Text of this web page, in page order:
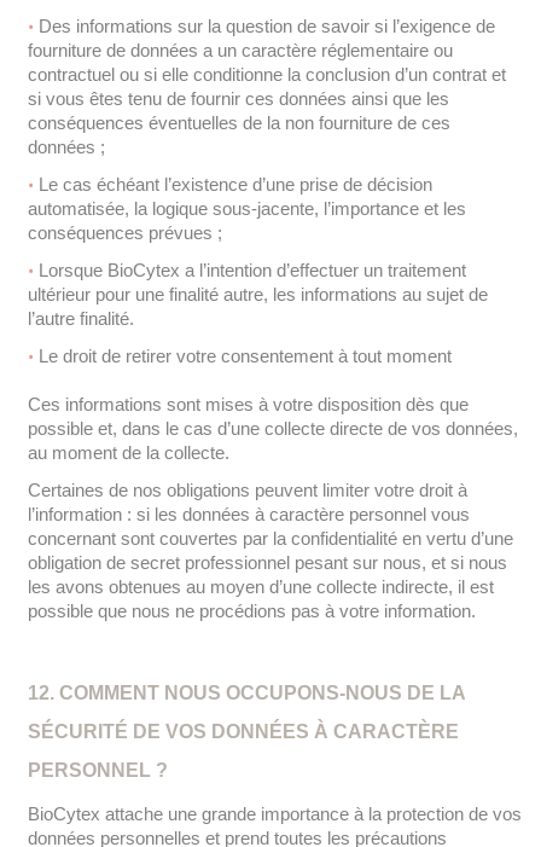
Des informations sur la question de savoir si l’exigence de
fourniture de données a un caractère réglementaire ou
contractuel ou si elle conditionne la conclusion d’un contrat et
si vous êtes tenu de fournir ces données ainsi que les
conséquences éventuelles de la non fourniture de ces
données ;
Le cas échéant l’existence d’une prise de décision
automatisée, la logique sous-jacente, l’importance et les
conséquences prévues ;
Lorsque BioCytex a l’intention d’effectuer un traitement
ultérieur pour une finalité autre, les informations au sujet de
l’autre finalité.
Le droit de retirer votre consentement à tout moment
Ces informations sont mises à votre disposition dès que
possible et, dans le cas d’une collecte directe de vos données,
au moment de la collecte.
Certaines de nos obligations peuvent limiter votre droit à
l’information : si les données à caractère personnel vous
concernant sont couvertes par la confidentialité en vertu d’une
obligation de secret professionnel pesant sur nous, et si nous
les avons obtenues au moyen d’une collecte indirecte, il est
possible que nous ne procédions pas à votre information.
12. COMMENT NOUS OCCUPONS-NOUS DE LA
SÉCURITÉ DE VOS DONNÉES À CARACTÈRE
PERSONNEL ?
BioCytex attache une grande importance à la protection de vos
données personnelles et prend toutes les précautions